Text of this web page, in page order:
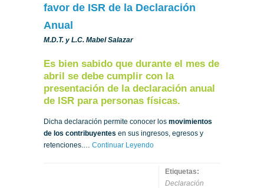
favor de ISR de la Declaración
Anual
M.D.T. y L.C. Mabel Salazar
Es bien sabido que durante el mes de
abril se debe cumplir con la
presentación de la declaración anual
de ISR para personas físicas.
Dicha declaración permite conocer los movimientos
de los contribuyentes en sus ingresos, egresos y
retenciones.… Continuar Leyendo
Etiquetas:
Declaración